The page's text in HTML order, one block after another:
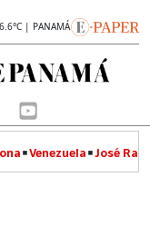
| PANAMÁ
Venezuela José